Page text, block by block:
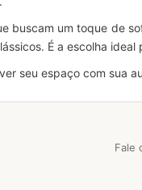
buscam um toque de
É a escolha
seu espaço com sua
Fale